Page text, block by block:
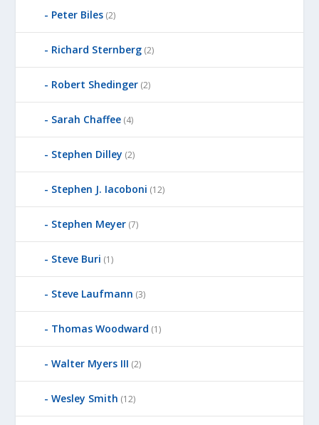
Peter Biles (2)
Richard Sternberg (2)
Robert Shedinger (2)
Sarah Chaffee (4)
Stephen Dilley (2)
Stephen J. Iacoboni (12)
Stephen Meyer (7)
Steve Buri (1)
Steve Laufmann (3)
Thomas Woodward (1)
Walter Myers III (2)
Wesley Smith (12)